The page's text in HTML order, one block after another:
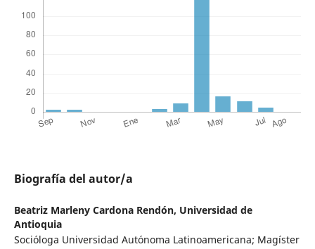
Biografía del autor/a
Beatriz Marleny Cardona Rendón, Universidad de
Antioquia
Socióloga Universidad Autónoma Latinoamericana; Magíster